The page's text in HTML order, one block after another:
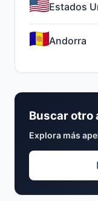
Estados
Andorra
Buscar otro
Explora más